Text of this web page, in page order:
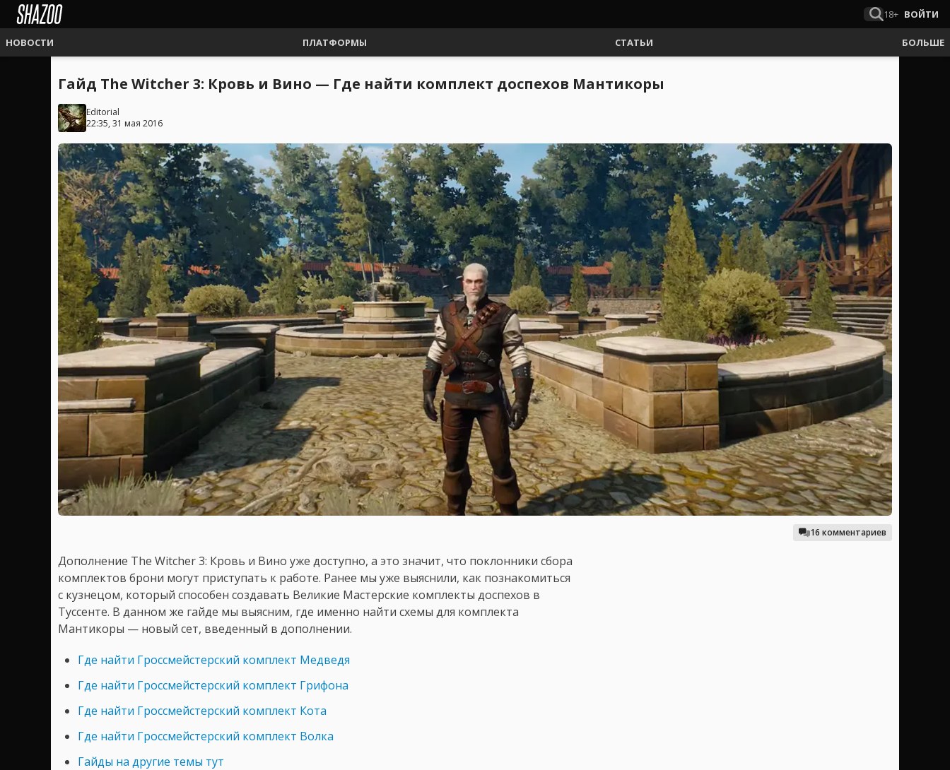
18+ ВОЙТИ
НОВОСТИ ПЛАТФОРМЫ СТАТЬИ БОЛЬШЕ
Гайд The Witcher 3: Кровь и Вино — Где найти комплект доспехов Мантикоры
Editorial
22:35, 31 мая 2016
16 комментариев
Дополнение The Witcher 3: Кровь и Вино уже доступно, а это значит, что поклонники сбора
комплектов брони могут приступать к работе. Ранее мы уже выяснили, как познакомиться
с кузнецом, который способен создавать Великие Мастерские комплекты доспехов в
Туссенте. В данном же гайде мы выясним, где именно найти схемы для комплекта
Мантикоры — новый сет, введенный в дополнении.
Где найти Гроссмейстерский комплект Медведя
Где найти Гроссмейстерский комплект Грифона
Где найти Гроссмейстерский комплект Кота
Где найти Гроссмейстерский комплект Волка
Гайды на другие темы тут